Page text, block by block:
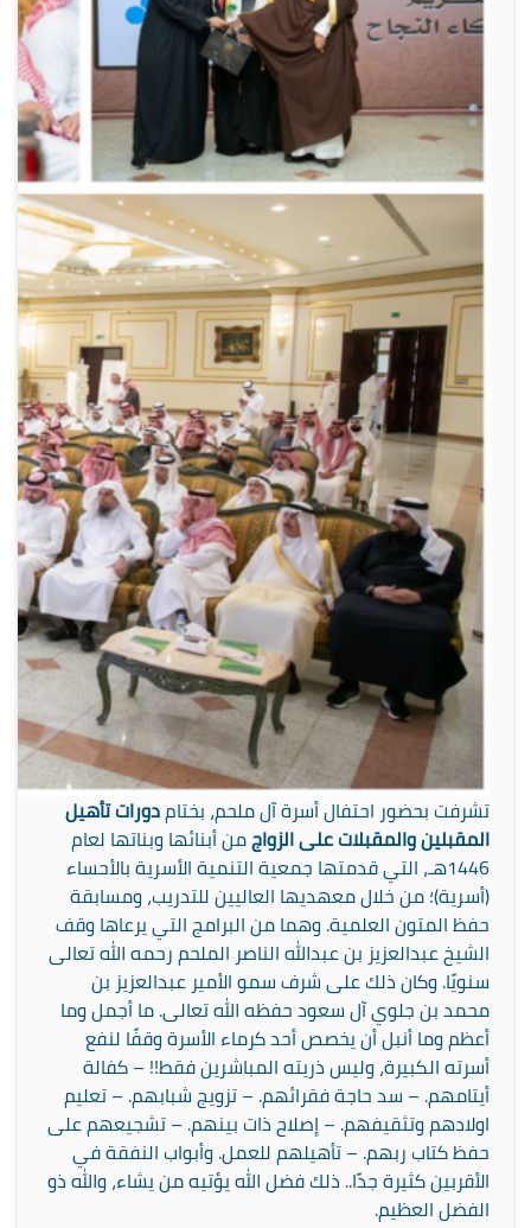
تشرفت بحضور احتفال أسرة آل ملحم، بختامدورات تأهيل
المقبلين والمقبلات على الزواجمن أبنائها وبناتها لعام
1446هـ، التي قدمتها جمعية التنمية الأسرية بالأحساء
(أسرية)؛من خلال معهديها العاليين للتدريب، ومسابقة
حفظ المتون العلمية. وهما من البرامج التي يرعاها وقف
الشيخ عبدالعزيز بن عبدالله الناصر الملحم رحمه الله تعالى
سنويًا. وكان ذلك على شرف سمو الأمير عبدالعزيز بن
محمد بن جلوي آل سعود حفظه الله تعالى. ما أجمل وما
أعظم وما أنبل أن يخصص أحد كرماء الأسرة وقفًا لنفع
أسرته الكبيرة، وليس ذريته المباشرين فقط!! – كفالة
أيتامهم. – سد حاجة فقرائهم. – تزويج شبابهم. – تعليم
اولادهم وتثقيفهم. – إصلاح ذات بينهم. – تشجيعهم على
حفظ كتاب ربهم. – تأهيلهم للعمل. وأبواب النفقة في
الأقربين كثيرة جدًا.. ذلك فضل الله يؤتيه من يشاء، والله ذو
الفضل العظيم.